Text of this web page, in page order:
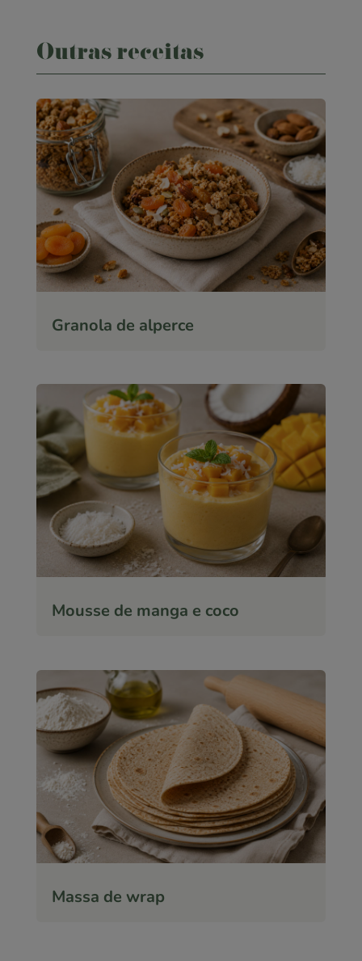
Outras receitas
Granola de alperce
Mousse de manga e coco
Massa de wrap